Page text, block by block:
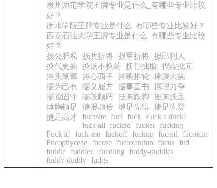
泉州师范学院王牌专业是什么_有哪些专业比较
好？
衡水学院王牌专业是什么_有哪些专业比较好？
西安石油大学王牌专业是什么_有哪些专业比较
好？
损公肥私
损兵折将 损军折将
损己利人
换代更新
换汤不换药 换骨抽胎 捣虚批亢
捧头鼠窜
捧心西子 捧毂推轮
捧腹大笑
据为己有 据义履方 据事直书
据理力争
据险固守
据鞍顾眄 捶胸跌脚
捶胸跌足
捶胸顿足
捷报频传 捷足先得
捷足先登
捷足高才
fuchsite fuci fuck
Fuck a duck!
fuck all
fucked fucker
fucking
Fuck it!
fuck-me fuckoff fuckup fucoid
fucoidin
Fucophyceae
fucose fucoxanthin fucus
fud
fuddle
fuddled fuddling
fuddy-duddies
fuddy-duddy
fudge